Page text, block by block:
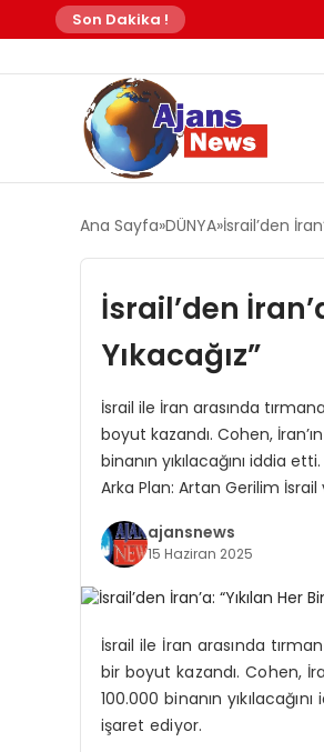
Son Dakika !
Ana Sayfa DÜNYA İsrail’den
İsrail’den
Yıkacağız”
İsrail ile İran arasında
boyut kazandı. Cohen,
binanın yıkılacağını iddia
Arka Plan: Artan Gerilim İsrail
ajansnews
15 Haziran 2025
İsrail ile İran arasında
bir boyut kazandı. Cohen,
100.000 binanın
işaret ediyor.